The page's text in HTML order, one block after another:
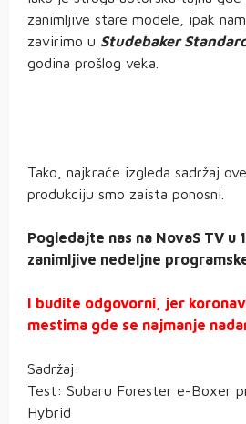
zanimljive stare modele, ipak
zavirimo u Studebaker
godina prošlog veka.
Tako, najkraće izgleda sadržaj
produkciju smo zaista ponosni.
Pogledajte nas na NovaS TV u
zanimljive nedeljne
I budite odgovorni, jer
mestima gde se najmanje
Sadržaj:
Test: Subaru Forester e-Boxer
Hybrid